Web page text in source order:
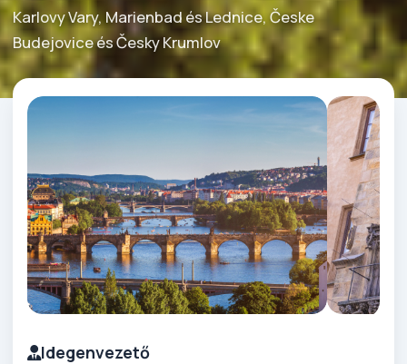
Karlovy Vary, Marienbad és Lednice, Česke
Budejovice és Česky Krumlov
Idegenvezető